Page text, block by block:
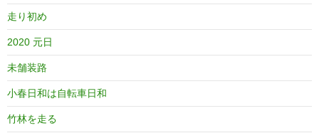
走り初め
2020 元日
未舗装路
小春日和は自転車日和
竹林を走る